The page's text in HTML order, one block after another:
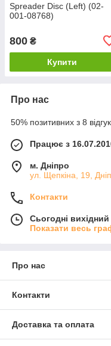
Spreader Disc (Left) (02-
001-08768)
800 ₴
Купити
Про нас
50% позитивних з 8
Працює з
м. Дніпро
ул. Щепкіна, 19,
Контакти
Сьогодні вихідний
Показати весь
Про нас
Контакти
Доставка та оплата